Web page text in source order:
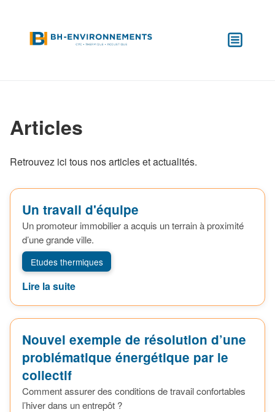
Articles
Retrouvez ici tous nos articles et actualités.
Un travail d'équipe
Un promoteur immobilier a acquis un terrain à proximité
d’une grande ville.
Etudes thermiques
Lire la suite
Nouvel exemple de résolution d’une
problématique énergétique par le
collectif
Comment assurer des conditions de travail confortables
l’hiver dans un entrepôt ?